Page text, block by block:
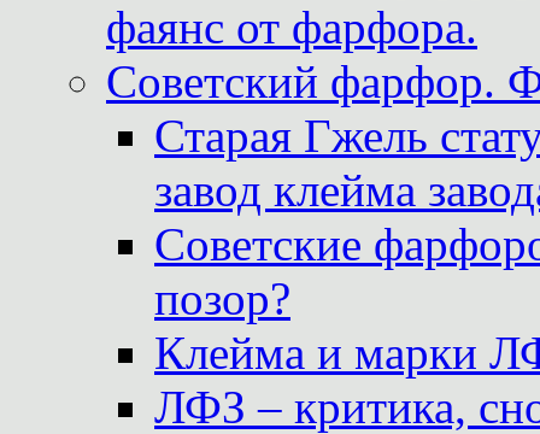
фаянс от фарфора.
Советский фарфор.
Старая Гжель
завод клейма
Советские
позор?
Клейма и марки
ЛФЗ – критика,